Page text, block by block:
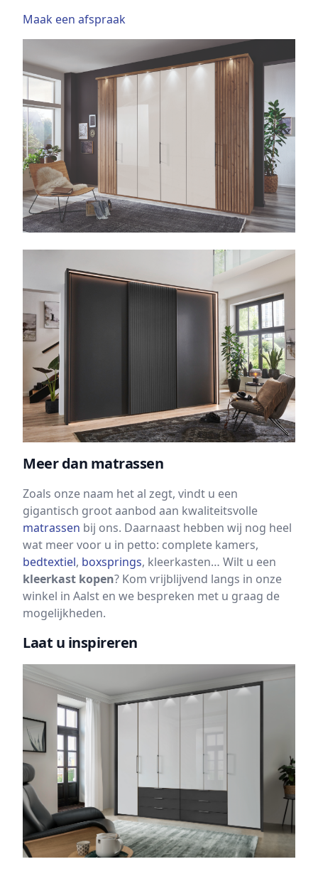
Maak een afspraak
Meer dan matrassen
Zoals onze naam het al zegt, vindt u een
gigantisch groot aanbod aan kwaliteitsvolle
matrassen bij ons. Daarnaast hebben wij nog heel
wat meer voor u in petto: complete kamers,
bedtextiel, boxsprings, kleerkasten… Wilt u een
kleerkast kopen? Kom vrijblijvend langs in onze
winkel in Aalst en we bespreken met u graag de
mogelijkheden.
Laat u inspireren